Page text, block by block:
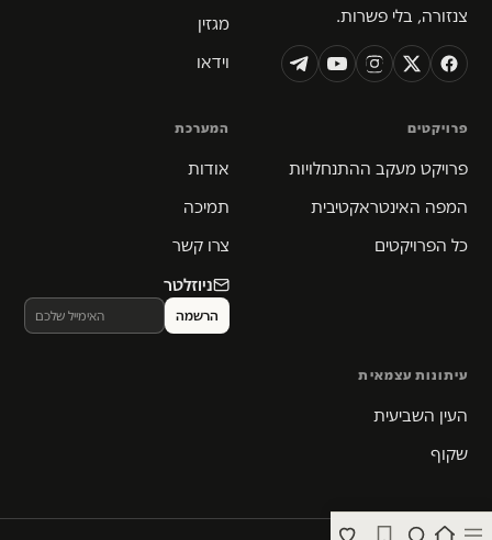
צנזורה, בלי פשרות.
מגזין
וידאו
פרויקטים
פרויקט מעקב ההתנחלויות
המפה האינטראקטיבית
כל הפרויקטים
המערכת
אודות
תמיכה
צרו קשר
ניוזלטר
עיתונות עצמאית
העין השביעית
שקוף